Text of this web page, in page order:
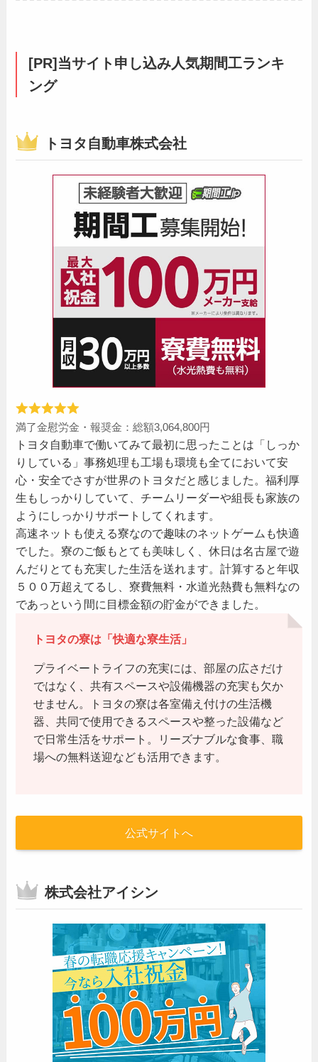
[PR]当サイト申し込み人気期間工ランキ
ング
トヨタ自動車株式会社
満了金慰労金・報奨金：総額3,064,800円
トヨタ自動車で働いてみて最初に思ったことは「しっか
りしている」事務処理も工場も環境も全てにおいて安
心・安全でさすが世界のトヨタだと感じました。福利厚
生もしっかりしていて、チームリーダーや組長も家族の
ようにしっかりサポートしてくれます。
高速ネットも使える寮なので趣味のネットゲームも快適
でした。寮のご飯もとても美味しく、休日は名古屋で遊
んだりとても充実した生活を送れます。計算すると年収
５００万超えてるし、寮費無料・水道光熱費も無料なの
であっという間に目標金額の貯金ができました。
トヨタの寮は「快適な寮生活」
プライベートライフの充実には、部屋の広さだけ
ではなく、共有スペースや設備機器の充実も欠か
せません。トヨタの寮は各室備え付けの生活機
器、共同で使用できるスペースや整った設備など
で日常生活をサポート。リーズナブルな食事、職
場への無料送迎なども活用できます。
公式サイトへ
株式会社アイシン